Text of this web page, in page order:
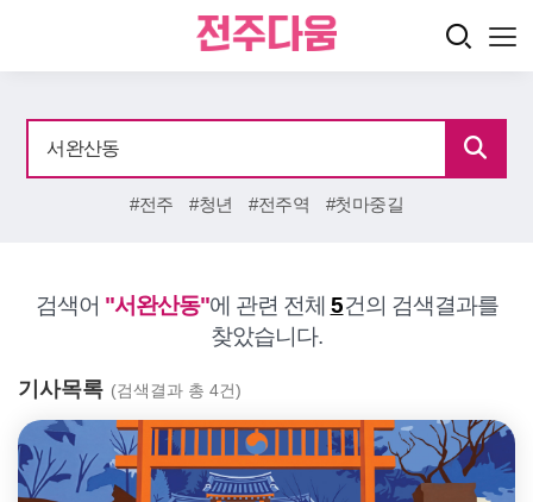
#전주 #청년 #전주역 #첫마중길
검색어 "서완산동"에 관련 전체 5건의 검색결과를
찾았습니다.
기사목록 (검색결과 총 4건)